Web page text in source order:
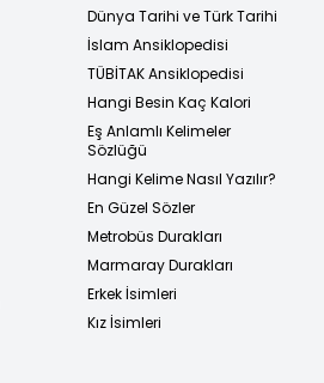
Dünya Tarihi ve Türk Tarihi
İslam Ansiklopedisi
TÜBİTAK Ansiklopedisi
Hangi Besin Kaç Kalori
Eş Anlamlı Kelimeler
Sözlüğü
Hangi Kelime Nasıl Yazılır?
En Güzel Sözler
Metrobüs Durakları
Marmaray Durakları
Erkek İsimleri
Kız İsimleri